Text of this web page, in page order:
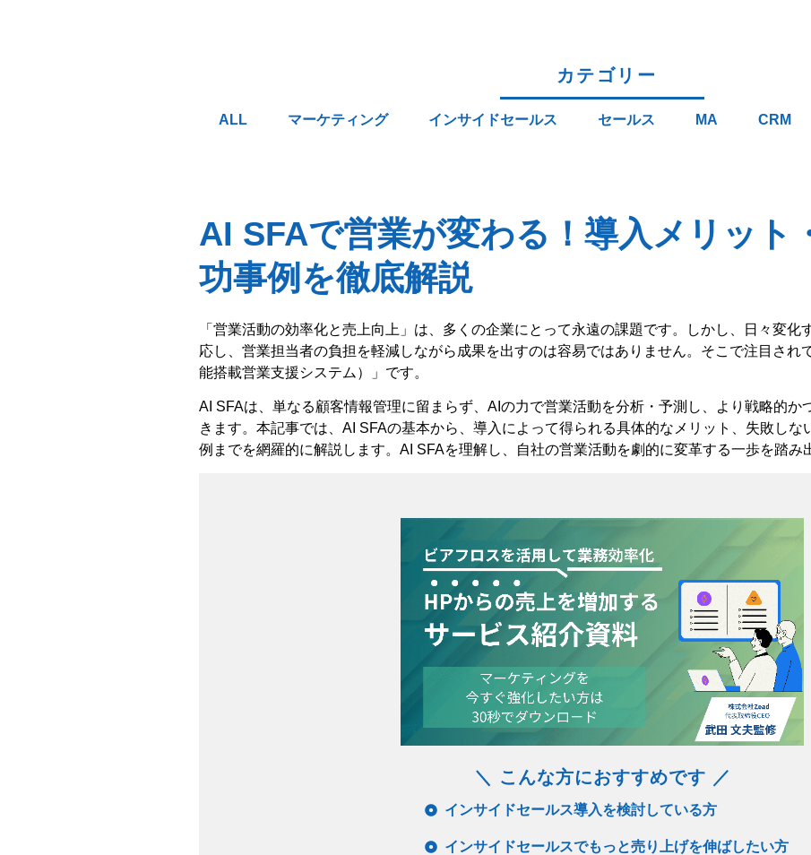
カテゴリー
ALL マーケティング インサイドセールス セールス MA CRM
AI SFAで営業が変わる！導入メリット
功事例を徹底解説
「営業活動の効率化と売上向上」は、多くの企業にとって永遠の課題です。しかし、日々変化
応し、営業担当者の負担を軽減しながら成果を出すのは容易ではありません。そこで注目され
能搭載営業支援システム）」です。
AI SFAは、単なる顧客情報管理に留まらず、AIの力で営業活動を分析・予測し、より戦略的か
きます。本記事では、AI SFAの基本から、導入によって得られる具体的なメリット、失敗しな
例までを網羅的に解説します。AI SFAを理解し、自社の営業活動を劇的に変革する一歩を踏み
＼ こんな方におすすめです ／
インサイドセールス導入を検討している方
インサイドセールスでもっと売り上げを伸ばしたい方